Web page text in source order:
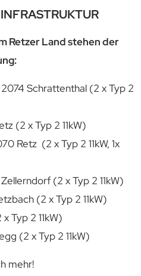
Retzer Land stehen der
Schrattenthal (2 x Typ 2
(2 x Typ 2 11kW)
Retz (2 x Typ 2 11kW, 1x
(2 x Typ 2 11kW)
(2 x Typ 2 11kW)
x Typ 2 11kW)
(2 x Typ 2 11kW)
mehr!